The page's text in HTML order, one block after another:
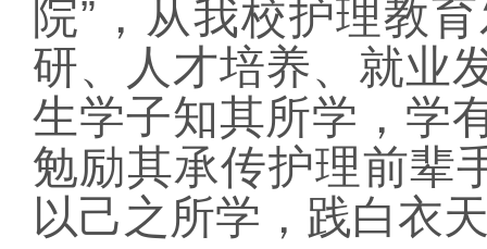
院”，从我校护理教
研、人才培养、就业
生学子知其所学，学
勉励其承传护理前辈
以己之所学，践白衣